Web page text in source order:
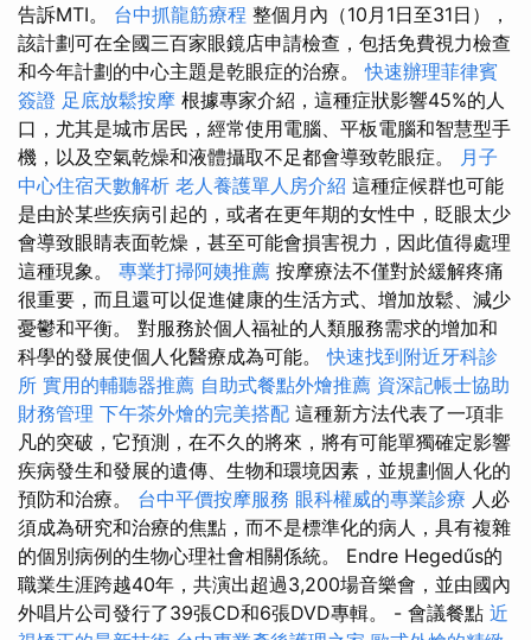
告訴MTI。 台中抓龍筋療程 整個月內（10月1日至31日），
該計劃可在全國三百家眼鏡店申請檢查，包括免費視力檢查
和今年計劃的中心主題是乾眼症的治療。快速辦理菲律賓
簽證 足底放鬆按摩 根據專家介紹，這種症狀影響45%的人
口，尤其是城市居民，經常使用電腦、平板電腦和智慧型手
機，以及空氣乾燥和液體攝取不足都會導致乾眼症。
月子
中心住宿天數解析 老人養護單人房介紹 這種症候群也可能
是由於某些疾病引起的，或者在更年期的女性中，眨眼太少
會導致眼睛表面乾燥，甚至可能會損害視力，因此值得處理
這種現象。 專業打掃阿姨推薦 按摩療法不僅對於緩解疼痛
很重要，而且還可以促進健康的生活方式、增加放鬆、減少
憂鬱和平衡。 對服務於個人福祉的人類服務需求的增加和
科學的發展使個人化醫療成為可能。快速找到附近牙科診
所 實用的輔聽器推薦 自助式餐點外燴推薦 資深記帳士協助
財務管理 下午茶外燴的完美搭配 這種新方法代表了一項非
凡的突破，它預測，在不久的將來，將有可能單獨確定影響
疾病發生和發展的遺傳、生物和環境因素，並規劃個人化的
預防和治療。 台中平價按摩服務 眼科權威的專業診療 人必
須成為研究和治療的焦點，而不是標準化的病人，具有複雜
的個別病例的生物心理社會相關係統。 Endre Hegedűs的
職業生涯跨越40年，共演出超過3,200場音樂會，並由國內
外唱片公司發行了39張CD和6張DVD專輯。 - 會議餐點 近